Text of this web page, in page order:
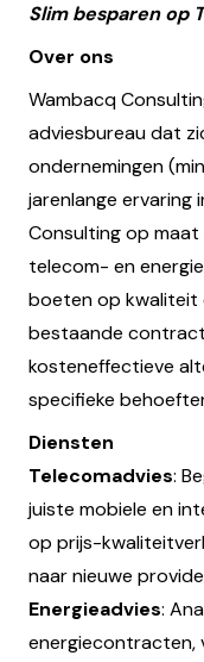
Slim besparen op
Over ons
Wambacq
adviesbureau dat
ondernemingen
jarenlange
Consulting op
telecom- en
boeten op kwaliteit
bestaande
kosteneffectieve
specifieke
Diensten
Telecomadvies:
juiste mobiele en
op prijs-
naar nieuwe
Energieadvies:
energiecontracten,